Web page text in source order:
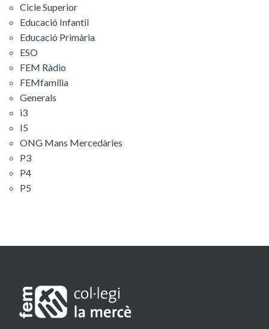
Cicle Superior
Educació Infantil
Educació Primària
ESO
FEM Ràdio
FEMfamília
Generals
i3
I5
ONG Mans Mercedàries
P3
P4
P5